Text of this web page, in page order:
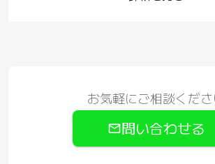
お気軽にご相談くだ
問い合わせる